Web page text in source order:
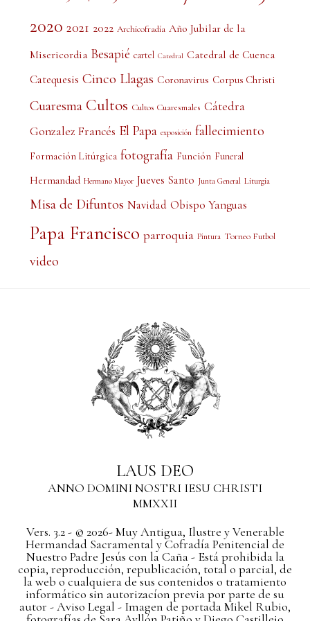
2020 2021 2022 Archicofradía Año Jubilar de la
Misericordia Besapié cartel Catedral Catedral de Cuenca
Catequesis Cinco Llagas Coronavirus Corpus Christi
Cuaresma Cultos Cultos Cuaresmales Cátedra
Gonzalez Francés El Papa exposición fallecimiento
Formación Litúrgica fotografía Función Funeral
Hermandad Hermano Mayor Jueves Santo Junta General Liturgia
Misa de Difuntos Navidad Obispo Yanguas
Papa Francisco parroquia Pintura Torneo Futbol
video
LAUS DEO
ANNO DOMINI NOSTRI IESU CHRISTI
MMXXII
Vers. 3.2 - © 2026- Muy Antigua, Ilustre y Venerable
Hermandad Sacramental y Cofradía Penitencial de
Nuestro Padre Jesús con la Caña - Está prohibida la
copia, reproducción, republicación, total o parcial, de
la web o cualquiera de sus contenidos o tratamiento
informático sin autorizacíon previa por parte de su
autor - Aviso Legal - Imagen de portada Mikel Rubio,